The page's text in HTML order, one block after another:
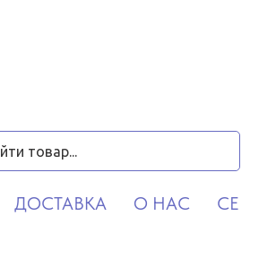
ДОСТАВКА О НАС